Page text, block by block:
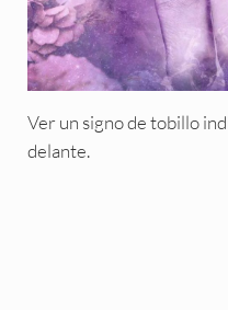
Ver un signo de tobillo
delante.